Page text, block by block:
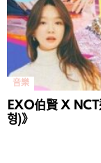
音樂
EXO伯賢 X NCT
형)》